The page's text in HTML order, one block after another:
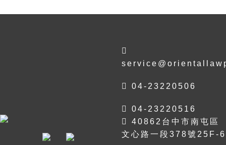
04-23220506
04-23220516
40862台中市南屯區
文心路一段378號25F-6